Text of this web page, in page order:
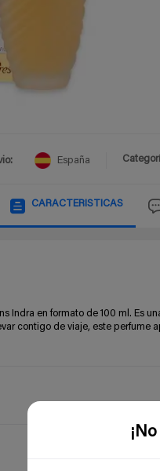
España
CARACTERISTICAS
Indra en formato de 100 ml. Es
contigo de viaje, este